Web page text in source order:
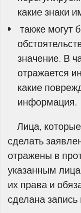
какие знаки
также могут
значение. В
отражается
какие
информация.
Лица,
сделать
отражены в
указанным
их права и
сделана запись